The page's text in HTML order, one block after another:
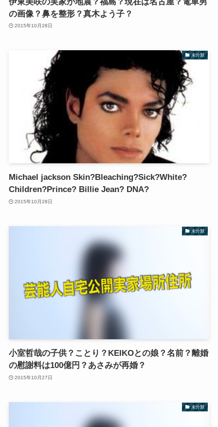
の画像？鼻を整形？真木よう子？
2015年10月28日
未分類
Michael jackson Skin?Bleaching?Sick?White?
Children?Prince? Billie Jean? DNA?
2015年10月28日
未分類
小室哲哉の子供？ことり？KEIKOとの娘？名前？離婚
の慰謝料は100億円？あさみが再婚？
2015年10月27日
未分類